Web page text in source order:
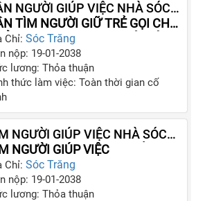
NGƯỜI GIÚP VIỆC NHÀ SÓC
1 NGƯỜI GIỮ TRẺ 1 NGƯỜI
BÀ
TÌM NGƯỜI GIỮ TRẺ GỌI CHỊ
DỊCH VỤ SAO MAI LÀ CÓ
Chỉ:Sóc Trăng
nộp: 19-01-2038
lương: Thỏa thuận
thức làm việc: Toàn thời gian cố
NGƯỜI GIÚP VIỆC NHÀ SÓC
1 NGƯỜI TRÔNG TRẺ 1
CHĂM BÀ
NGƯỜI GIÚP VIỆC
Chỉ:Sóc Trăng
nộp: 19-01-2038
lương: Thỏa thuận